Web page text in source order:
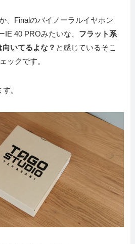
、Finalのバイノーラルイヤホン
IE 40 PROみたいな、 フラット系
いてるよな？ と感じているそこ
ックです。
。